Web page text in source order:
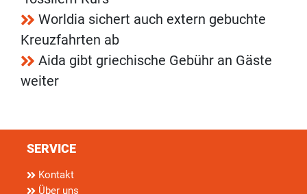
Worldia sichert auch extern gebuchte
Kreuzfahrten ab
Aida gibt griechische Gebühr an Gäste
weiter
SERVICE
Kontakt
Über uns